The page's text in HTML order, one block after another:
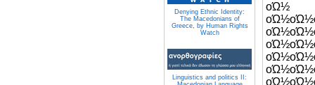
Denying Ethnic Identity:
The Macedonians of
Greece, by Human Rights
Watch
Linguistics and politics II:
οΏ½